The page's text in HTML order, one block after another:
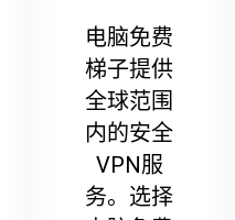
电脑免费
梯子提供
全球范围
内的安全
VPN服
务。选择